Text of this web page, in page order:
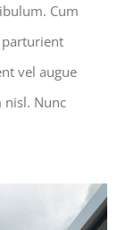
Cum
parturient
vel augue
nisl. Nunc